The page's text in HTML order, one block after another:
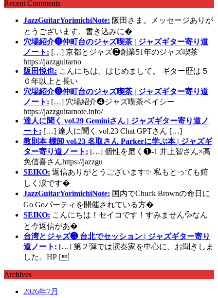
Recent Comments
JazzGuitarYorimichiNote: 阪田さま。メッセージありが
とうございます。書き込みに�
穴場紹介❾仲町台のジャズ喫茶 | ジャズギター寄り道
ノート: […] 京都とジャズ❷創業51年のジャズ喫茶
https://jazzguitarno
阪田悦也: こんにちは。はじめまして。 ギター歴は５
０年以上と長い
穴場紹介❾仲町台のジャズ喫茶 | ジャズギター寄り道
ノート: […] 穴場紹介❹ジャズ喫茶ベイシー
https://jazzguitarnote.info/
達人に聞く vol.29 Geminiさん | ジャズギター寄り道ノ
ート: […] 達人に聞く vol.23 Chat GPTさん […]
教則本 棚卸 vol.23 名取さん Parkerに学ぶ本 | ジャズギ
ター寄り道ノート: […] 個性を磨く❶-1 井上智さん×高
免信喜さんhttps://jazzgu
SEIKO: 返信ありがとうございます✨ 私もとっても嬉
しく涙です�
JazzGuitarYorimichiNote: 国内でChuck Brownの命日に
Go Goパーティを開催されている方�
SEIKO: こんにちは！セイコです！すみません💦なん
と今返信があ�
台湾とジャズ❸ 台北でセッション | ジャズギター寄り
道ノート: […] 第２弾では演奏家を中心に、お聞きしま
した。HP [
Archives
2026年7月